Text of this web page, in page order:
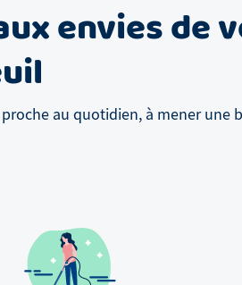
envies de
au quotidien, à mener une